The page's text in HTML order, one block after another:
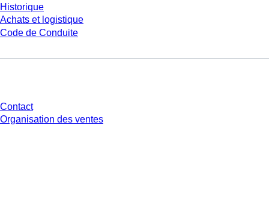
Historique
Achats et logistique
Code de Conduite
Contact
Organisation des ventes